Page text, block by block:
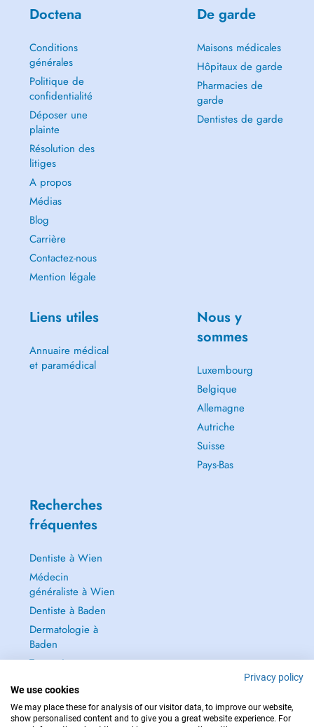
Doctena
Conditions
générales
Politique de
confidentialité
Déposer une
plainte
Résolution des
litiges
A propos
Médias
Blog
Carrière
Contactez-nous
Mention légale
De garde
Maisons médicales
Hôpitaux de garde
Pharmacies de
garde
Dentistes de garde
Liens utiles
Annuaire médical
et paramédical
Nous y
sommes
Luxembourg
Belgique
Allemagne
Autriche
Suisse
Pays-Bas
Recherches
fréquentes
Dentiste à Wien
Médecin
généraliste à Wien
Dentiste à Baden
Dermatologie à
Baden
Tout voir →
Privacy policy
We use cookies
We may place these for analysis of our visitor data, to improve our website,
show personalised content and to give you a great website experience. For